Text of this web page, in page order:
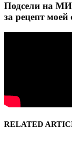
Подсели на
за рецепт моей
RELATED